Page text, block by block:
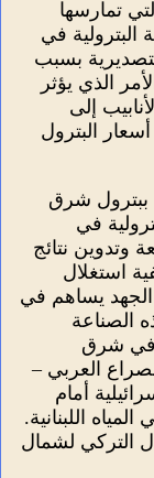
تمارسها
البترولية في
بسبب
الذي يؤثر
إلى
البترول
ببترول شرق
في
نتائج
استغلال
الجهد يساهم في
الصناعة
في شرق
العربي –
أمام
اللبنانية.
التركي لشمال